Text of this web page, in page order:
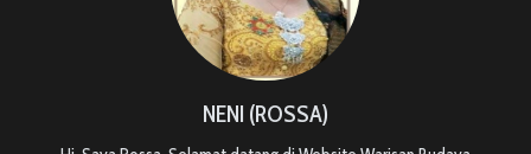
NENI (ROSSA)